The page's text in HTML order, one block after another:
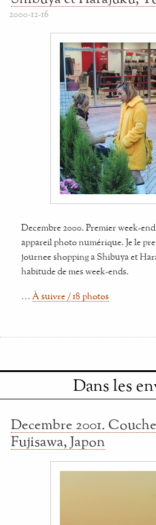
2000-12-16
Decembre 2000. Premier week-
appareil photo numérique. Je le
journee shopping a Shibuya et
habitude de mes week-ends.
… À suivre / 18 photos
Dans les
Decembre 2001.
Fujisawa, Japon